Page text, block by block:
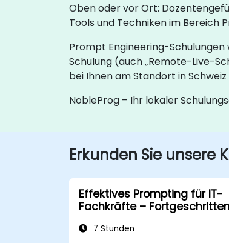
Oben oder vor Ort:
Tools und Techniken im Bereich
Prompt Engineering-
Schulung (auch „Remote-Live-
bei Ihnen am Standort in
NobleProg – Ihr lokaler
Erkunden Sie unsere
Effektives Prompting für IT-
Fachkräfte –
Arbeitsabläufe
7 Stunden